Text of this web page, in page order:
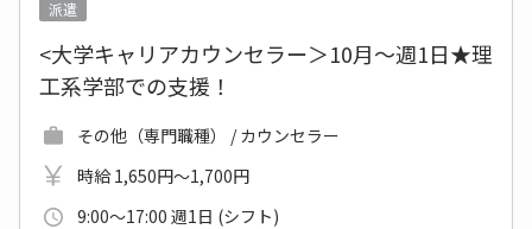
派遣
<大学キャリアカウンセラー＞10月～週1日★理
工系学部での支援！
その他（専門職種） / カウンセラー
時給 1,650円～1,700円
9:00～17:00 週1日 (シフト)